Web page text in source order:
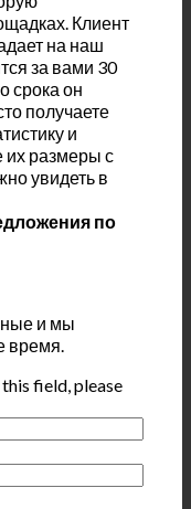
Клиент
на наш
за вами 30
срока он
получаете
и
их размеры с
увидеть в
по
и мы
время.
field, please